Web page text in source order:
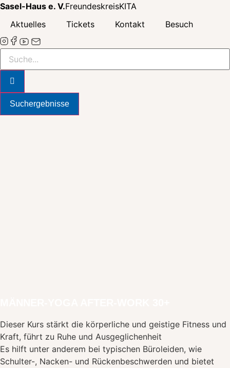
Zum
wechseln
Sasel-Haus e. V.FreundeskreisKITA
Aktuelles
Tickets Kontakt Besuch
Search
Suchergebnisse
Dieser Kurs stärkt die körperliche und geistige Fitness und
Kraft, führt zu Ruhe und Ausgeglichenheit
Es hilft unter anderem bei typischen Büroleiden, wie
Schulter-, Nacken- und Rückenbeschwerden und bietet